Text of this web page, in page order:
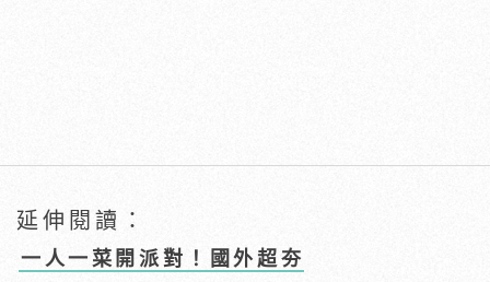
延伸閱讀：
一人一菜開派對！國外超夯